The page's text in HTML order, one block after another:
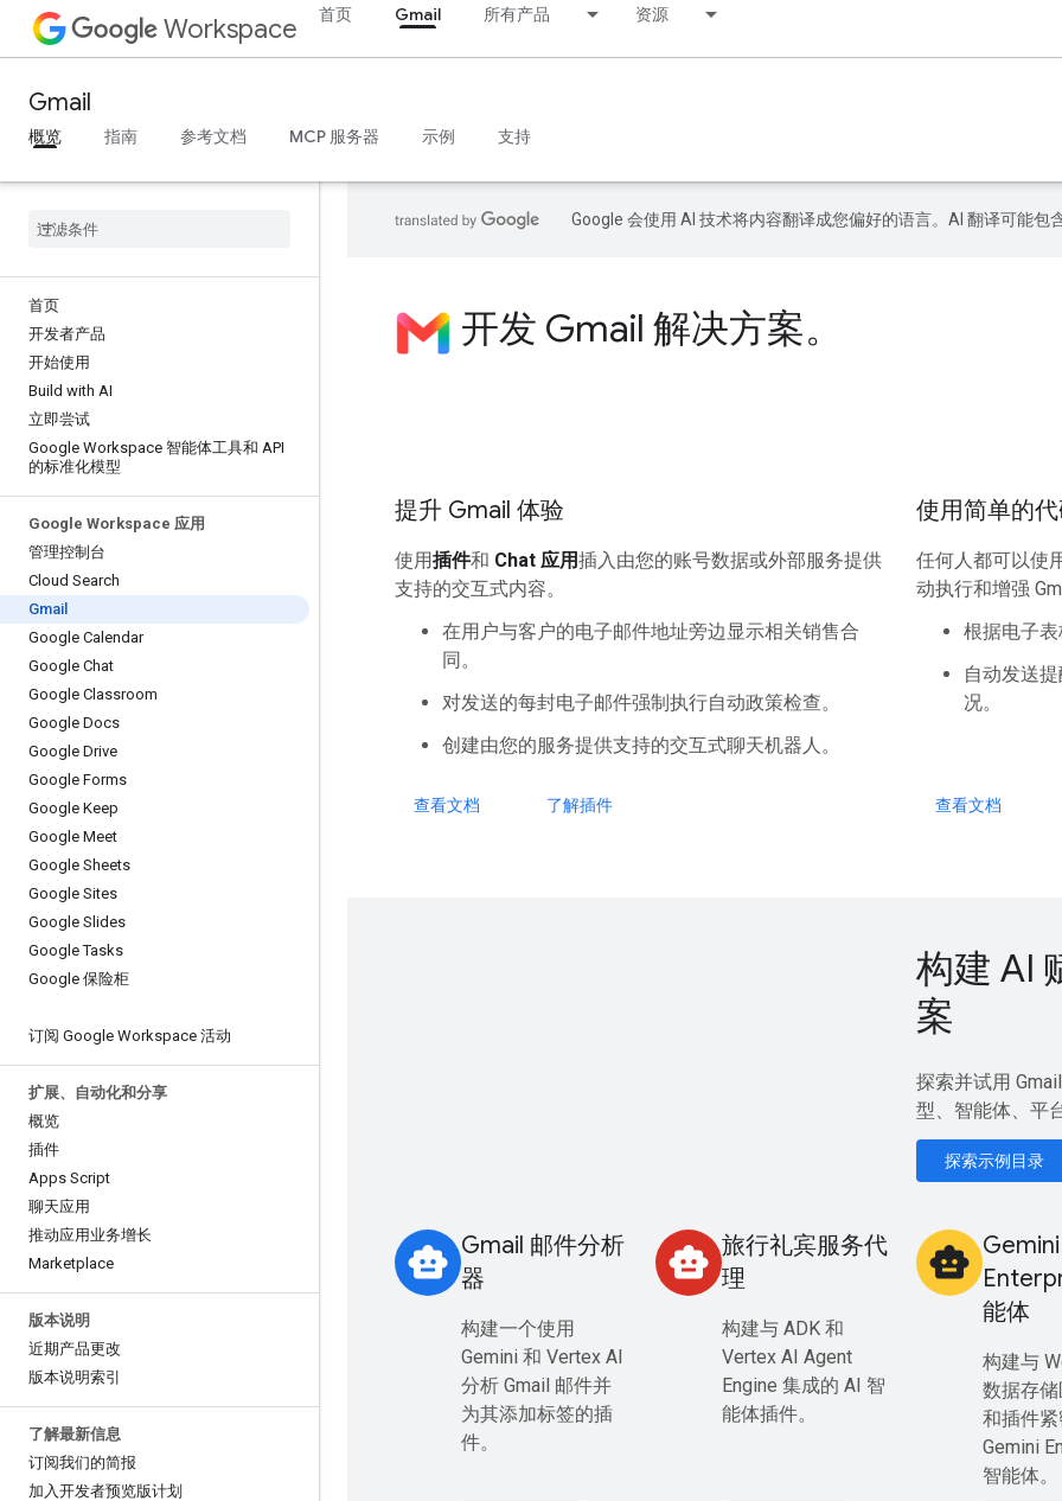
Workspace 首页 Gmail 所有产品 资源
Gmail
概览 指南 参考文档 MCP 服务器 示例 支持
首页
开发者产品
开始使用
Build with AI
立即尝试
Google Workspace 智能体工具和 API
的标准化模型
Google Workspace 应用
管理控制台
Cloud Search
Gmail
Google Calendar
Google Chat
Google Classroom
Google Docs
Google Drive
Google Forms
Google Keep
Google Meet
Google Sheets
Google Sites
Google Slides
Google Tasks
Google 保险柜
订阅 Google Workspace 活动
扩展、自动化和分享
概览
插件
Apps Script
聊天应用
推动应用业务增长
Marketplace
版本说明
近期产品更改
版本说明索引
了解最新信息
订阅我们的简报
加入开发者预览版计划
Google 会使用 AI 技术将内容翻译成您偏好的语言。AI 翻译可能包
开发 Gmail 解决方案。
提升 Gmail 体验
使用插件和 Chat 应用插入由您的账号数据或外部服务提供
支持的交互式内容。
在用户与客户的电子邮件地址旁边显示相关销售合
同。
对发送的每封电子邮件强制执行自动政策检查。
创建由您的服务提供支持的交互式聊天机器人。
查看文档 了解插件
使用简单的
任何人都可以使
动执行和增强
根据电子表
自动发送
况。
查看文档
构建 AI
案
探索并试用
型、智能体、平
探索示例目录
smart_toy Gmail 邮件分析
器
构建一个使用
Gemini 和 Vertex AI
分析 Gmail 邮件并
为其添加标签的插
件。
smart_toy 旅行礼宾服务代
理
构建与 ADK 和
Vertex AI Agent
Engine 集成的 AI 智
能体插件。
smart_toy Gemini
能体
构建与
数据存
和插件
Gemini
智能体。